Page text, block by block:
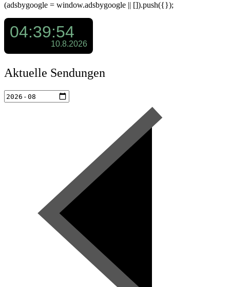
(adsbygoogle = window.adsbygoogle || []).push({});
Aktuelle Sendungen